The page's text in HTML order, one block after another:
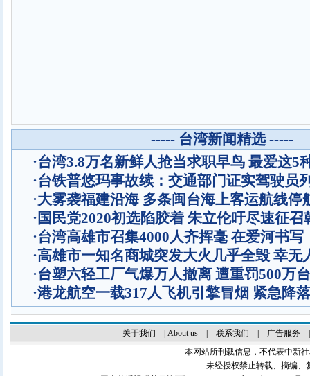
----- 台湾新闻精选 -----
·台湾3.8万名新鲜人抢当求职早鸟 最爱这5
·台铁普悠玛事故续：交通部门证实驾驶员
·大雾袭福建沿海 多条闽台海上客运航线停
· 国民党2020初选陷胶着 朱立伦吁尽速征召
·台湾高雄市召集4000人齐挥毫 在爱河书写
·高雄市一知名商城突发大火几乎全毁 幸无
·台塑六轻工厂气爆万人撤离 遭重罚500万
·港龙航空一载317人飞机引擎冒烟 紧急降
关于我们 About us| 联系我们 广告服务
本网站所刊载信息，不代表中新
未经授权禁止转载、摘编、